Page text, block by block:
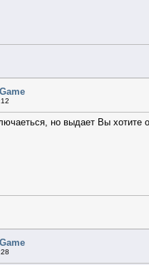
но выдает Вы хотите